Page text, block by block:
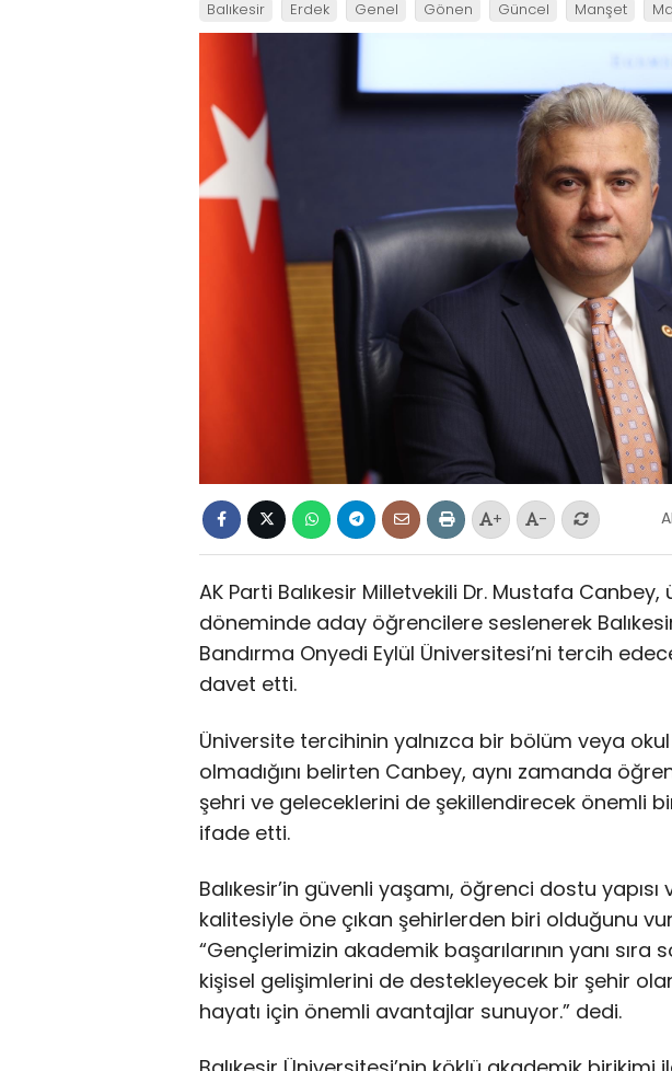
Balıkesir Erdek Genel Gönen Güncel Manşet
+ -
AK Parti Balıkesir Milletvekili Dr. Mustafa
döneminde aday öğrencilere seslenerek
Bandırma Onyedi Eylül Üniversitesi’ni tercih
davet etti.
Üniversite tercihinin yalnızca bir bölüm veya
olmadığını belirten Canbey, aynı zamanda
şehri ve geleceklerini de şekillendirecek önemli
ifade etti.
Balıkesir’in güvenli yaşamı, öğrenci dostu
kalitesiyle öne çıkan şehirlerden biri olduğunu
“Gençlerimizin akademik başarılarının yanı sıra
kişisel gelişimlerini de destekleyecek bir şehir
hayatı için önemli avantajlar sunuyor.” dedi.